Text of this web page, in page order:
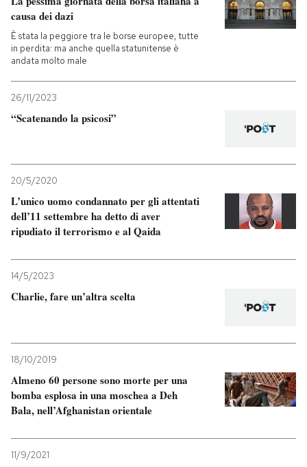
causa dei dazi
È stata la peggiore tra le borse europee, tutte
in perdita: ma anche quella statunitense è
andata molto male
26/11/2023
“Scatenando la psicosi”
20/5/2020
L’unico uomo condannato per gli attentati
dell’11 settembre ha detto di aver
ripudiato il terrorismo e al Qaida
14/5/2023
Charlie, fare un’altra scelta
18/10/2019
Almeno 60 persone sono morte per una
bomba esplosa in una moschea a Deh
Bala, nell’Afghanistan orientale
11/9/2021